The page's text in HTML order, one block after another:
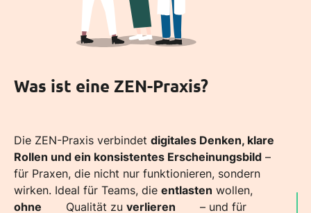
Was ist eine ZEN-Praxis?
Die ZEN-Praxis verbindet digitales Denken, klare
Rollen und ein konsistentes Erscheinungsbild –
für Praxen, die nicht nur funktionieren, sondern
wirken. Ideal für Teams, die entlasten wollen,
ohne
Qualität zu verlieren
– und für
Was ist eine ZEN-Praxis?
Die ZEN-Praxis verbindet digitales Denken, klare
Rollen und ein konsistentes Erscheinungsbild –
für Praxen, die nicht nur funktionieren, sondern
wirken. Ideal für Teams, die entlasten wollen,
ohne
Qualität zu verlieren
– und für